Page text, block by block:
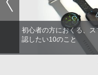
初心者の方におくる、
認したい10のこと